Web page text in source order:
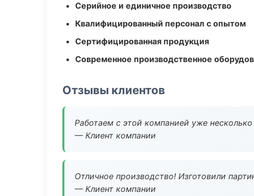
Серийное и единичное производство
Квалифицированный персонал с опытом
Сертифицированная продукция
Современное производственное
Отзывы клиентов
Работаем с этой компанией уже несколько
— Клиент компании
Отличное производство! Изготовили
— Клиент компании